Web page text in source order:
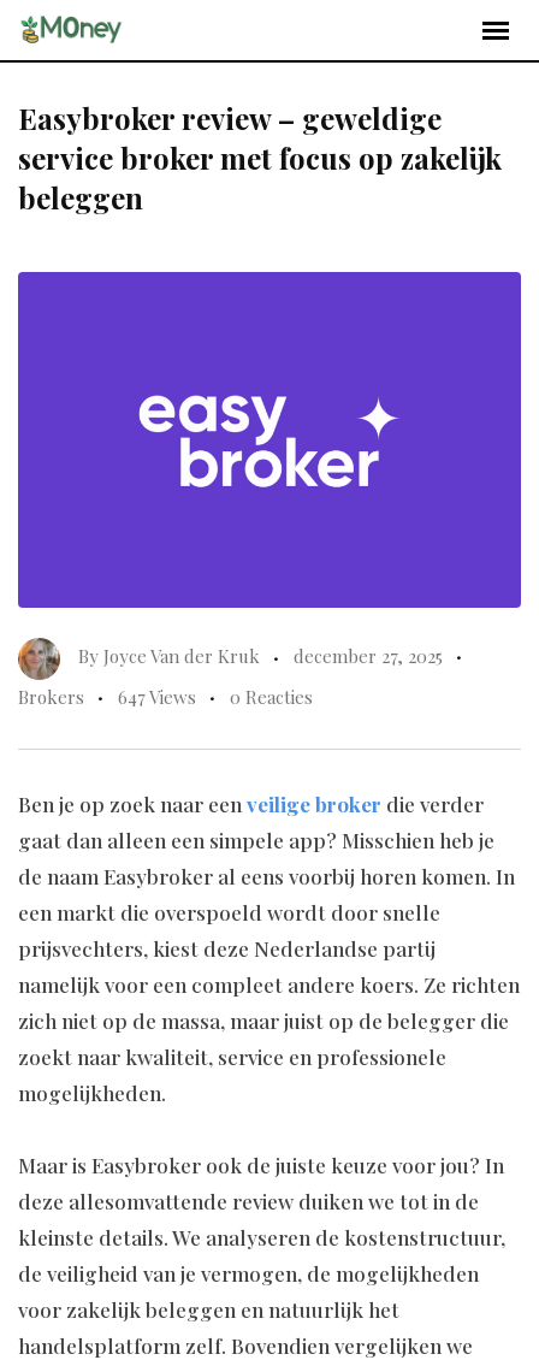
Easybroker review – geweldige
service broker met focus op zakelijk
beleggen
By Joyce Van der Kruk
december 27, 2025
Brokers
647 Views 0 Reacties
Ben je op zoek naar een veilige broker die verder
gaat dan alleen een simpele app? Misschien heb je
de naam Easybroker al eens voorbij horen komen. In
een markt die overspoeld wordt door snelle
prijsvechters, kiest deze Nederlandse partij
namelijk voor een compleet andere koers. Ze richten
zich niet op de massa, maar juist op de belegger die
zoekt naar kwaliteit, service en professionele
mogelijkheden.
Maar is Easybroker ook de juiste keuze voor jou? In
deze allesomvattende review duiken we tot in de
kleinste details. We analyseren de kostenstructuur,
de veiligheid van je vermogen, de mogelijkheden
voor zakelijk beleggen en natuurlijk het
handelsplatform zelf. Bovendien vergelijken we